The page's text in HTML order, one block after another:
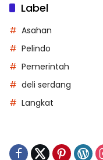
Label
Asahan
Pelindo
Pemerintah
deli serdang
Langkat